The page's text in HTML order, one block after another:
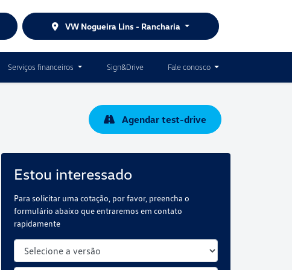
VW Nogueira Lins - Rancharia
Serviços financeiros Sign&Drive Fale conosco
Agendar test-drive
Estou interessado
Para solicitar uma cotação, por favor, preencha o
formulário abaixo que entraremos em contato
rapidamente